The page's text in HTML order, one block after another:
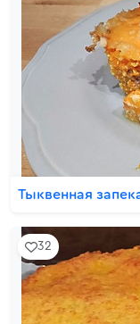
Тыквенная
32